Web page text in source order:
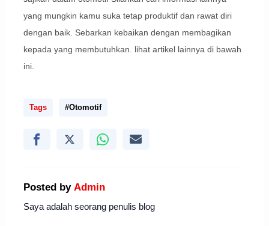
yang mungkin kamu suka tetap produktif dan rawat diri
dengan baik. Sebarkan kebaikan dengan membagikan
kepada yang membutuhkan. lihat artikel lainnya di bawah
ini.
Tags #Otomotif
Posted by Admin
Saya adalah seorang penulis blog